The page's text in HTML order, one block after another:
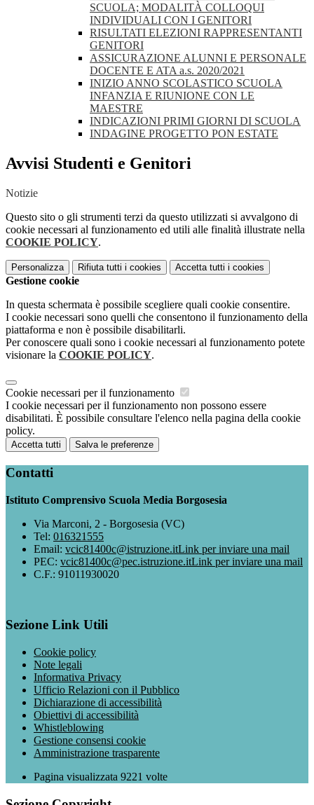
SCUOLA; MODALITÀ COLLOQUI
INDIVIDUALI CON I GENITORI
RISULTATI ELEZIONI RAPPRESENTANTI
GENITORI
ASSICURAZIONE ALUNNI E PERSONALE
DOCENTE E ATA a.s. 2020/2021
INIZIO ANNO SCOLASTICO SCUOLA
INFANZIA E RIUNIONE CON LE
MAESTRE
INDICAZIONI PRIMI GIORNI DI SCUOLA
INDAGINE PROGETTO PON ESTATE
Avvisi Studenti e Genitori
Notizie
Questo sito o gli strumenti terzi da questo utilizzati si avvalgono di
cookie necessari al funzionamento ed utili alle finalità illustrate nella
COOKIE POLICY.
Personalizza Rifiuta tutti i cookies Accetta tutti i cookies
Gestione cookie
In questa schermata è possibile scegliere quali cookie consentire.
I cookie necessari sono quelli che consentono il funzionamento della
piattaforma e non è possibile disabilitarli.
Per conoscere quali sono i cookie necessari al funzionamento potete
visionare la COOKIE POLICY.
Cookie necessari per il funzionamento
I cookie necessari per il funzionamento non possono essere
disabilitati. È possibile consultare l'elenco nella pagina della cookie
policy.
Accetta tutti Salva le preferenze
Contatti
Istituto Comprensivo Scuola Media Borgosesia
Via Marconi, 2 - Borgosesia (VC)
Tel: 016321555
Email: vcic81400c@istruzione.itLink per inviare una mail
PEC: vcic81400c@pec.istruzione.itLink per inviare una mail
C.F.: 91011930020
Sezione Link Utili
Cookie policy
Note legali
Informativa Privacy
Ufficio Relazioni con il Pubblico
Dichiarazione di accessibilità
Obiettivi di accessibilità
Whistleblowing
Gestione consensi cookie
Amministrazione trasparente
Pagina visualizzata 9221 volte